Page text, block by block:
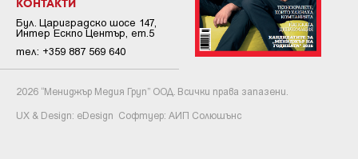
КОНТАКТИ
Бул. Цариградско шосе 147,
Интер Ескпо Център, ет.5
тел: +359 887 569 640
2026 “Мениджър Медия Груп” ООД. Всички права запазени.
UX & Design: eDesign Софтуер: АИП Солюшънс